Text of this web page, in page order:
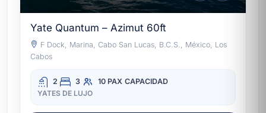
Yate Quantum – Azimut 60ft
F Dock, Marina, Cabo San Lucas, B.C.S., México, Los
Cabos
2 3 10 PAX CAPACIDAD
YATES DE LUJO